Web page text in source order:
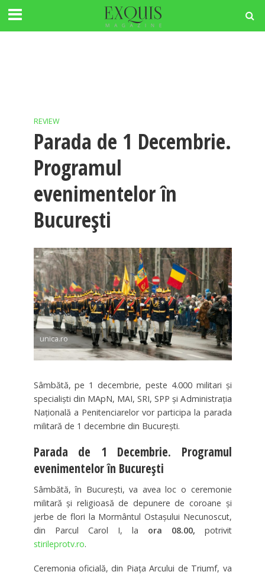
REVIEW
Parada de 1 Decembrie.
Programul
evenimentelor în
București
unica.ro
Sâmbătă, pe 1 decembrie, peste 4.000 militari și
specialiști din MApN, MAI, SRI, SPP şi Administraţia
Naţională a Penitenciarelor vor participa la parada
militară de 1 decembrie din București.
Parada de 1 Decembrie. Programul
evenimentelor în București
Sâmbătă, în București, va avea loc o ceremonie
militară şi religioasă de depunere de coroane şi
jerbe de flori la Mormântul Ostaşului Necunoscut,
din Parcul Carol I, la ora 08.00, potrivit
stirileprotv.ro.
Ceremonia oficială, din Piața Arcului de Triumf, va